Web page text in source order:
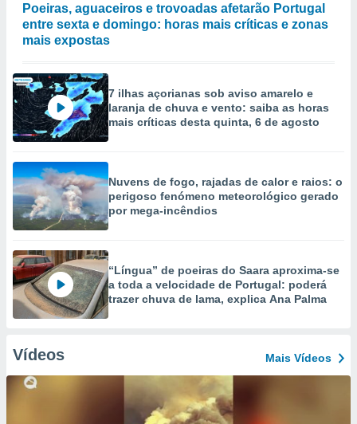
Poeiras, aguaceiros e trovoadas afetarão Portugal
entre sexta e domingo: horas mais críticas e zonas
mais expostas
7 ilhas açorianas sob aviso amarelo e
laranja de chuva e vento: saiba as horas
mais críticas desta quinta, 6 de agosto
Nuvens de fogo, rajadas de calor e raios: o
perigoso fenómeno meteorológico gerado
por mega-incêndios
“Língua” de poeiras do Saara aproxima-se
a toda a velocidade de Portugal: poderá
trazer chuva de lama, explica Ana Palma
Vídeos Mais Vídeos